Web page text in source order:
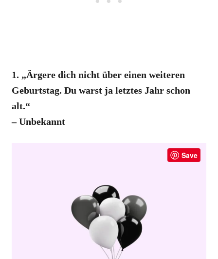
1. „Ärgere dich nicht über einen weiteren
Geburtstag. Du warst ja letztes Jahr schon
alt.“
– Unbekannt
Save